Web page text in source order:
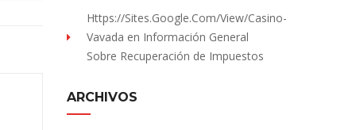
Https://sites.Google.com/view/Casino-
Vavada en Información General
Sobre Recuperación de Impuestos
ARCHIVOS